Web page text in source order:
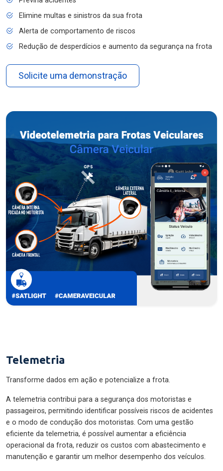
Elimine multas e sinistros da sua frota
Alerta de comportamento de riscos
Redução de desperdícios e aumento da segurança na frota
Solicite uma demonstração
Telemetria
Transforme dados em ação e potencialize a frota.
A telemetria contribui para a segurança dos motoristas e
passageiros, permitindo identificar possíveis riscos de acidentes
e o modo de condução dos motoristas. Com uma gestão
eficiente da telemetria, é possível aumentar a eficiência
operacional da frota, reduzir os custos com abastecimento e
manutenção e garantir um melhor desempenho dos veículos.